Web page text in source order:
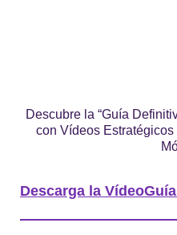
Descubre la “Guía
con Vídeos
Descarga la